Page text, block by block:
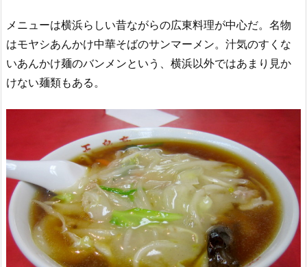
メニューは横浜らしい昔ながらの広東料理が中心だ。名物
はモヤシあんかけ中華そばのサンマーメン。汁気のすくな
いあんかけ麺のバンメンという、横浜以外ではあまり見か
けない麺類もある。